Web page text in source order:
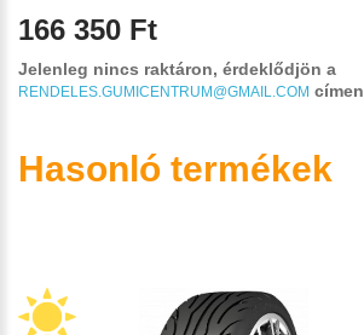
166 350 Ft
Jelenleg nincs raktáron, érdeklődjön a
RENDELES.GUMICENTRUM@GMAIL.COM címen
Hasonló termékek